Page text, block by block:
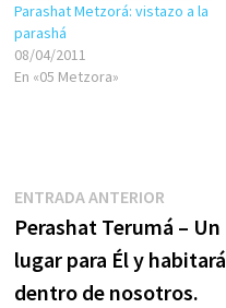
Parashat Metzorá: vistazo a la
parashá
08/04/2011
En «05 Metzora»
Navegación
de
entradas
ENTRADA ANTERIOREntrada
anterior:
Perashat Terumá – Un
lugar para Él y habitará
dentro de nosotros.